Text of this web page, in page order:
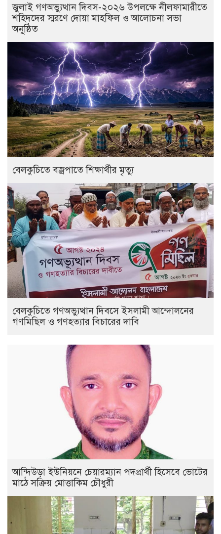
জুলাই গণঅভ্যুত্থান দিবস-২০২৬ উপলক্ষে নীলফামারীতে
শহিদদের স্মরণে দোয়া মাহফিল ও আলোচনা সভা
অনুষ্ঠিত
বেলকুচিতে বজ্রপাতে শিক্ষার্থীর মৃত্যু
বেলকুচিতে গণঅভ্যুত্থান দিবসে ইসলামী আন্দোলনের
গণমিছিল ও গণহত্যার বিচারের দাবি
আন্দিউড়া ইউনিয়নে চেয়ারম্যান পদপ্রার্থী হিসেবে ভোটের
মাঠে সক্রিয় মোত্তাকিম চৌধুরী